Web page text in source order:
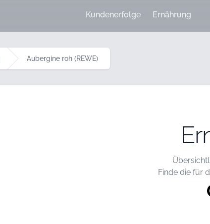
Kundenerfolge Ernährung
Aubergine roh (REWE)
Finde die für